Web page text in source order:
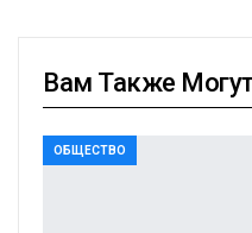
Вам Также
ОБЩЕСТВО